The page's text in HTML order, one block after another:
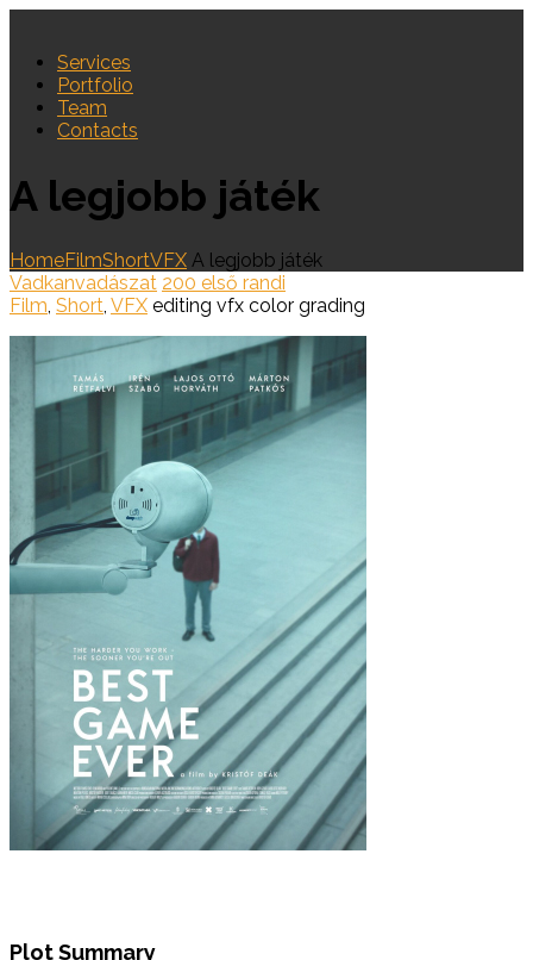
Services
Portfolio
Team
Contacts
A legjobb játék
HomeFilmShortVFX A legjobb játék
Vadkanvadászat 200 első randi
Film, Short, VFX editing vfx color grading
Plot Summary